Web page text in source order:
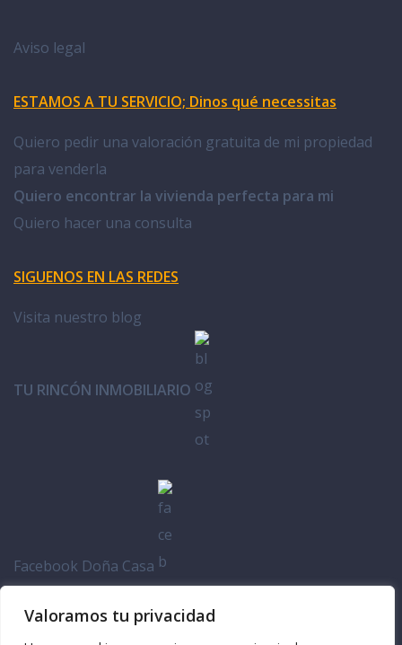
Valoramos tu privacidad
Aviso legal
ESTAMOS A TU SERVICIO; Dinos qué necessitas
Quiero pedir una valoración gratuita de mi propiedad
para venderla
Quiero encontrar la vivienda perfecta para mi
Quiero hacer una consulta
SIGUENOS EN LAS REDES
Visita nuestro blog
TU RINCÓN INMOBILIARIO
Facebook Doña Casa